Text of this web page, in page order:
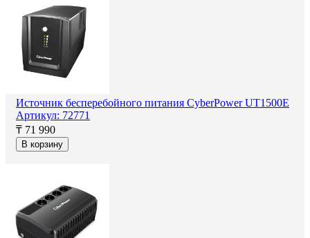
Источник бесперебойного питания CyberPower UT1500E
Артикул: 72771
₸ 71 990
В корзину